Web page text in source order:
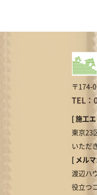
〒174-
TEL：
[ 施工
東京23
いただ
[ メル
渡辺ハ
役立つ